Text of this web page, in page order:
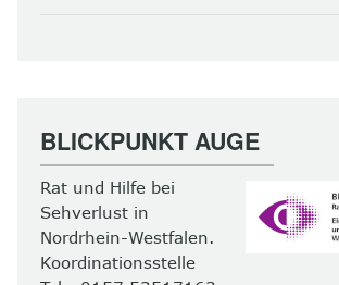
BLICKPUNKT AUGE
Rat und Hilfe bei
Sehverlust in
Nordrhein-Westfalen.
Koordinationsstelle